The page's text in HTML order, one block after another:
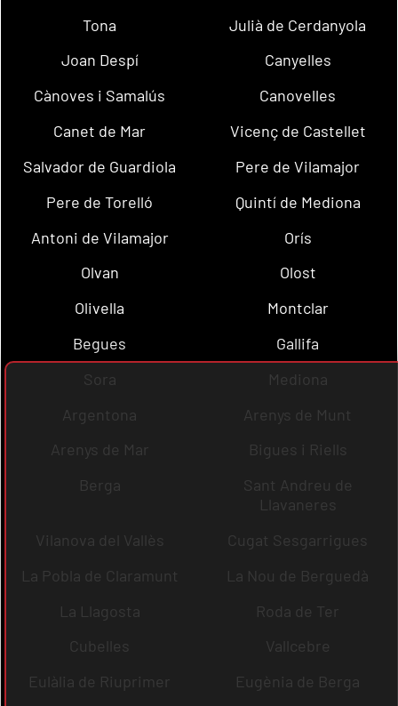
Tona
Julià de Cerdanyola
Joan Despí
Canyelles
Cànoves i Samalús
Canovelles
Canet de Mar
Vicenç de Castellet
Salvador de Guardiola
Pere de Vilamajor
Pere de Torelló
Quintí de Mediona
Antoni de Vilamajor
Orís
Olvan
Olost
Olivella
Montclar
Begues
Gallifa
Sora
Mediona
Argentona
Arenys de Munt
Arenys de Mar
Bigues i Riells
Berga
Sant Andreu de
Llavaneres
Vilanova del Vallès
Cugat Sesgarrigues
La Pobla de Claramunt
La Nou de Berguedà
La Llagosta
Roda de Ter
Cubelles
Vallcebre
Eulàlia de Riuprimer
Eugènia de Berga